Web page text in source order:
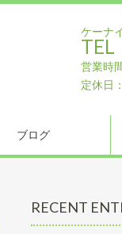
ケーナ
TEL
営業時
定休日
ブログ
RECENT